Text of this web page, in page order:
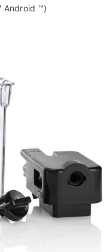
Android ™)